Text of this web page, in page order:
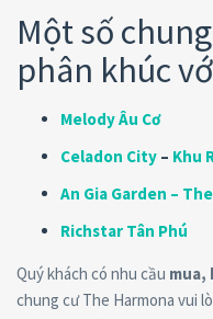
Một số
phân khúc
Melody Âu Cơ
Celadon City – Khu
An Gia Garden –
Richstar Tân Phú
Quý khách có nhu cầu mua,
chung cư The Harmona vui